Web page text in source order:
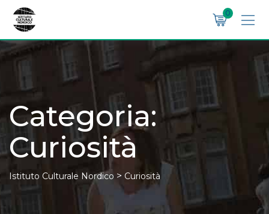
Skip
content
0
Categoria:
Curiosità
Istituto Culturale Nordico > Curiosità